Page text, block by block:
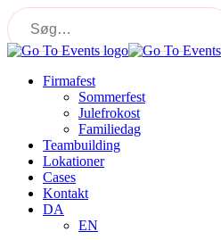
Skip
to
main
content
Close
Menu
Firmafest
Sommerfest
Julefrokost
Familiedag
Teambuilding
Lokationer
Cases
Kontakt
DA
EN